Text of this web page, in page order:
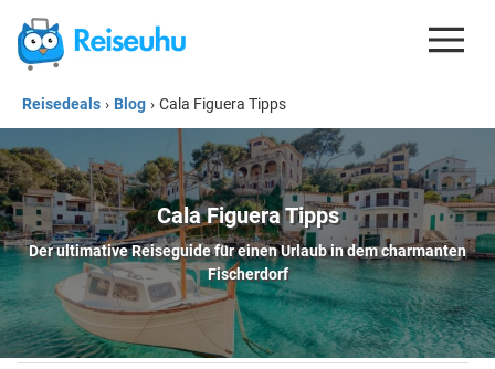
REISEDEALS
GUTSCHEINE
KREDITKARTEN
ESIM
REISEBLOG
Reisedeals › Blog › Cala Figuera Tipps
Cala Figuera Tipps
Der ultimative Reiseguide für einen Urlaub in dem charmanten
Fischerdorf